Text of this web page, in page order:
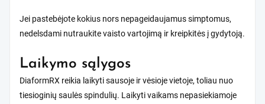
Jei pastebėjote kokius nors nepageidaujamus simptomus,
nedelsdami nutraukite vaisto vartojimą ir kreipkitės į gydytoją.
Laikymo sąlygos
DiaformRX reikia laikyti sausoje ir vėsioje vietoje, toliau nuo
tiesioginių saulės spindulių. Laikyti vaikams nepasiekiamoje